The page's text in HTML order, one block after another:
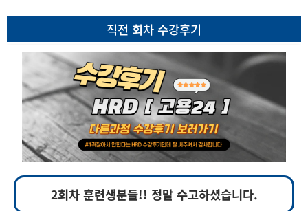
직전 회차 수강후기
2회차 훈련생분들!! 정말 수고하셨습니다.